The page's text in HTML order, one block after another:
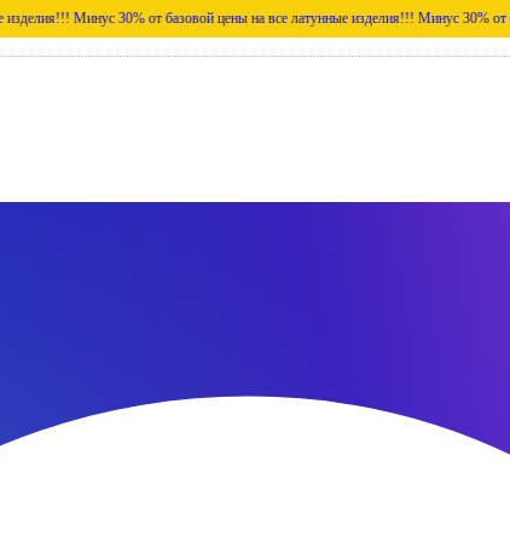
Минус 30% от базовой цены на все латунные изделия!!! Минус 30% от базовой